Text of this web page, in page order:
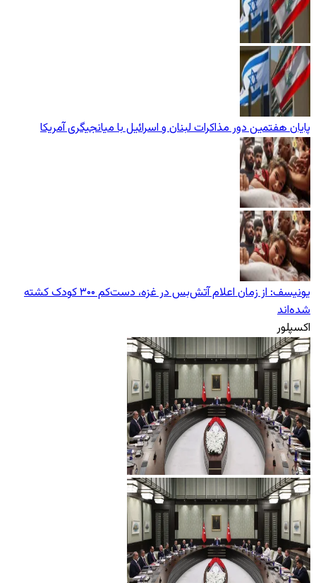
پایان هفتمین دور مذاکرات لبنان و اسرائیل با میانجیگری آمریکا
یونیسف: از زمان اعلام آتش‌بس در غزه، دست‌کم ۳۰۰ کودک کشته
شده‌اند
اکسپلور